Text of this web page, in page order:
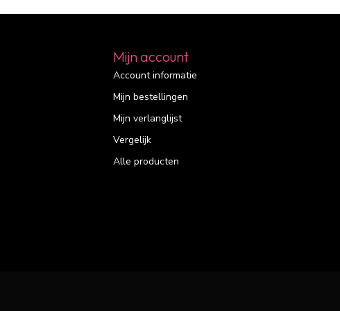
Mijn account
Account informatie
Mijn bestellingen
Mijn verlanglijst
Vergelijk
Alle producten